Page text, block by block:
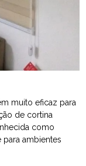
muito eficaz para
de cortina
como
ambientes